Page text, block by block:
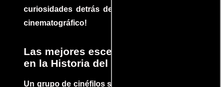
curiosidades detrás del rodaje de un clásico
cinematográfico!
Las mejores escenas de acción
en la Historia del cine
Un grupo de cinéfilos se juntaron para debatir